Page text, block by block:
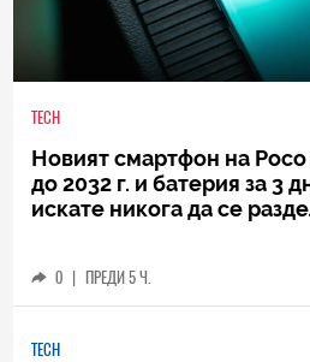
TECH
Новият смартфон на
до 2032 г. и батерия за 3
искате никога да се
0 | ПРЕДИ 5 Ч.
TECH